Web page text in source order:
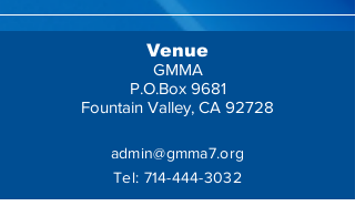
Venue
GMMA
P.O.Box 9681
Fountain Valley, CA 92728
admin@gmma7.org
Tel: 714-444-3032